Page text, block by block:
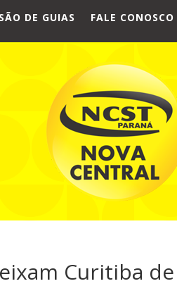
DE GUIAS FALE CONOSCO
Curitiba